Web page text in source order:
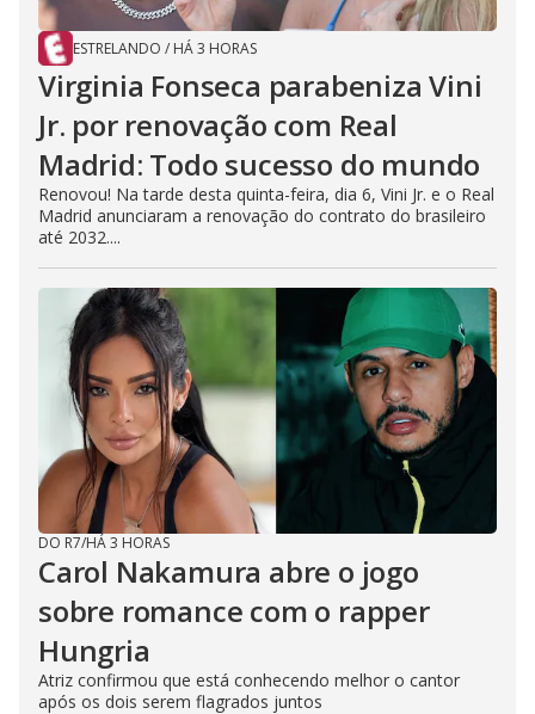
ESTRELANDO / HÁ 3 HORAS
Virginia Fonseca parabeniza Vini
Jr. por renovação com Real
Madrid: Todo sucesso do mundo
Renovou! Na tarde desta quinta-feira, dia 6, Vini Jr. e o Real
Madrid anunciaram a renovação do contrato do brasileiro
até 2032....
DO R7/HÁ 3 HORAS
Carol Nakamura abre o jogo
sobre romance com o rapper
Hungria
Atriz confirmou que está conhecendo melhor o cantor
após os dois serem flagrados juntos